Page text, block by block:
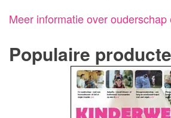
Meer informatie over
Populaire